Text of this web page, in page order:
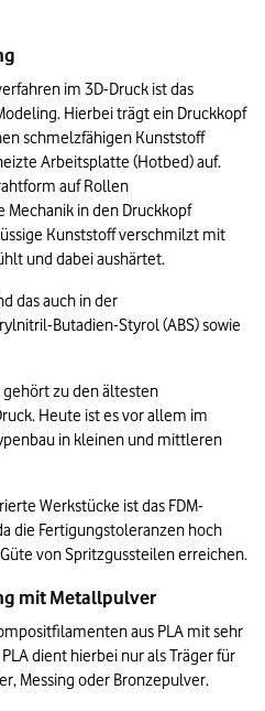
im 3D-Druck ist das
Hierbei trägt ein Druckkopf
schmelzfähigen Kunststoff
Arbeitsplatte (Hotbed) auf.
auf Rollen
in den Druckkopf
Kunststoff verschmilzt mit
und dabei aushärtet.
das auch in der
Butadien-Styrol (ABS) sowie
gehört zu den ältesten
Heute ist es vor allem im
in kleinen und mittleren
Werkstücke ist das FDM-
die Fertigungstoleranzen hoch
von Spritzgussteilen erreichen.
mit Metallpulver
aus PLA mit sehr
dient hierbei nur als Träger für
Messing oder Bronzepulver.